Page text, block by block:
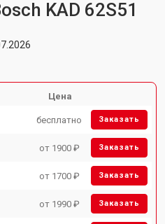
KAD 62S51
Цена
бесплатно Заказать
от 1900 ₽ Заказать
от 1700 ₽ Заказать
от 1990 ₽ Заказать